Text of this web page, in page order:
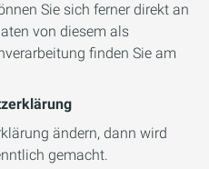
Sie sich ferner direkt an
von diesem als
finden Sie am
ändern, dann wird
gemacht.